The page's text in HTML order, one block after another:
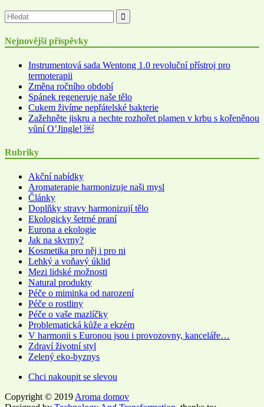
Nejnovější příspěvky
Instrumentová sada Wentong 1.0 revoluční přístroj pro
termoterapii
Změna ročního období
Spánek regeneruje naše tělo
Cukem živíme nepřátelské bakterie
Zažehněte jiskru a nechte rozhořet plamen v krbu s kořeněnou
vůní O’Jingle! ￼
Rubriky
Akční nabídky
Aromaterapie harmonizuje naši mysl
Články
Doplňky stravy harmonizují tělo
Ekologicky šetrné praní
Eurona a ekologie
Jak na skvrny?
Kosmetika pro něj i pro ni
Lehký a voňavý úklid
Mezi lidské možnosti
Natural produkty
Péče o miminka od narození
Péče o rostliny
Péče o vaše mazlíčky
Problematická kůže a ekzém
V harmonii s Euronou jsou i provozovny, kanceláře…
Zdraví životní styl
Zelený eko-byznys
Chci nakoupit se slevou
Copyright © 2019 Aroma domov